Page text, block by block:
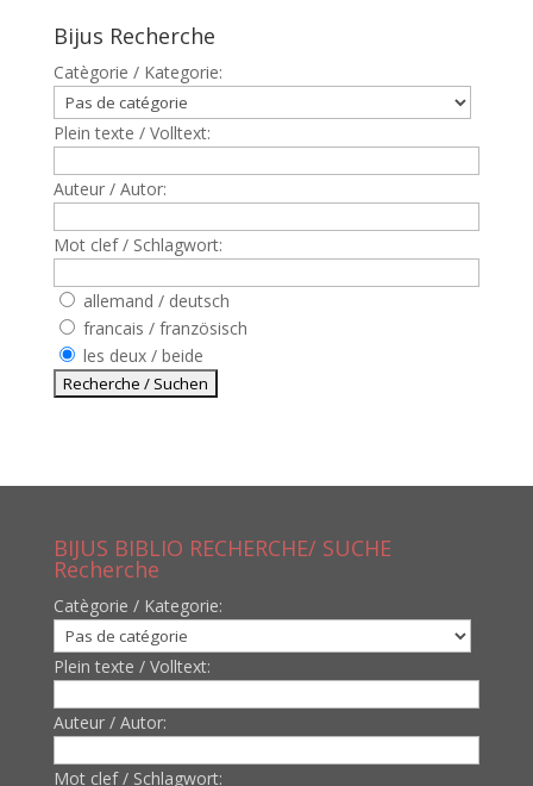
Bijus Recherche
Catègorie / Kategorie:
Plein texte / Volltext:
Auteur / Autor:
Mot clef / Schlagwort:
allemand / deutsch
francais / französisch
les deux / beide
BIJUS BIBLIO RECHERCHE/ SUCHE
Recherche
Catègorie / Kategorie:
Plein texte / Volltext:
Auteur / Autor:
Mot clef / Schlagwort: